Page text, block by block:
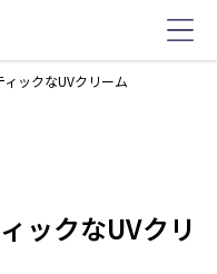
ックなUVクリーム
ックなUVクリ